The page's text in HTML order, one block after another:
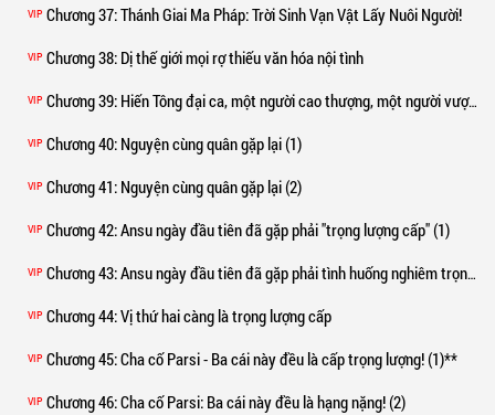
VIP Chương 37: Thánh Giai Ma Pháp: Trời Sinh Vạn Vật Lấy Nuôi Người!
VIP Chương 38: Dị thế giới mọi rợ thiếu văn hóa nội tình
VIP Chương 39: Hiến Tông đại ca, một người cao thượng, một người vượt lên trên những thú vui tầm thường
VIP Chương 40: Nguyện cùng quân gặp lại (1)
VIP Chương 41: Nguyện cùng quân gặp lại (2)
VIP Chương 42: Ansu ngày đầu tiên đã gặp phải "trọng lượng cấp" (1)
VIP Chương 43: Ansu ngày đầu tiên đã gặp phải tình huống nghiêm trọng (2)
VIP Chương 44: Vị thứ hai càng là trọng lượng cấp
VIP Chương 45: Cha cố Parsi - Ba cái này đều là cấp trọng lượng! (1)**
VIP Chương 46: Cha cố Parsi: Ba cái này đều là hạng nặng! (2)